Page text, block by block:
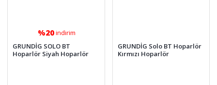
%20indirim
GRUNDİG SOLO BT
Hoparlör Siyah Hoparlör
GRUNDİG Solo BT Hoparlör
Kırmızı Hoparlör